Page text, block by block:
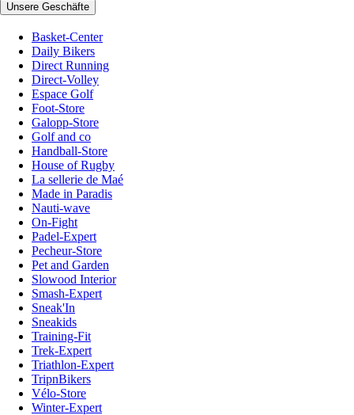
Unsere Geschäfte
Basket-Center
Daily Bikers
Direct Running
Direct-Volley
Espace Golf
Foot-Store
Galopp-Store
Golf and co
Handball-Store
House of Rugby
La sellerie de Maé
Made in Paradis
Nauti-wave
On-Fight
Padel-Expert
Pecheur-Store
Pet and Garden
Slowood Interior
Smash-Expert
Sneak'In
Sneakids
Training-Fit
Trek-Expert
Triathlon-Expert
TripnBikers
Vélo-Store
Winter-Expert